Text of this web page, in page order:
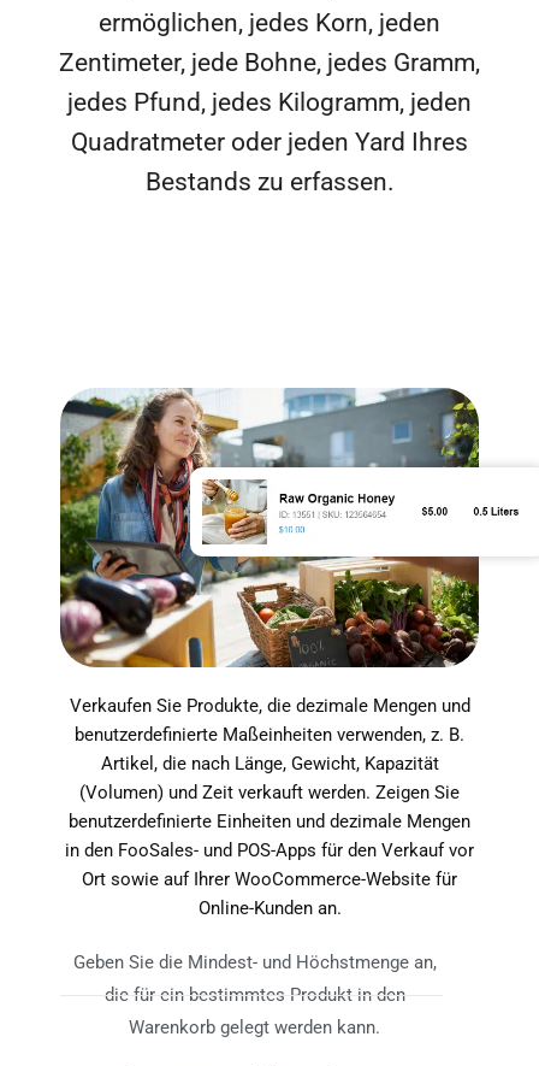
ermöglichen, jedes Korn, jeden
Zentimeter, jede Bohne, jedes Gramm,
jedes Pfund, jedes Kilogramm, jeden
Quadratmeter oder jeden Yard Ihres
Bestands zu erfassen.
Verkaufen Sie Produkte, die dezimale Mengen und
benutzerdefinierte Maßeinheiten verwenden, z. B.
Artikel, die nach Länge, Gewicht, Kapazität
(Volumen) und Zeit verkauft werden. Zeigen Sie
benutzerdefinierte Einheiten und dezimale Mengen
in den FooSales- und POS-Apps für den Verkauf vor
Ort sowie auf Ihrer WooCommerce-Website für
Online-Kunden an.
Geben Sie die Mindest- und Höchstmenge an,
die für ein bestimmtes Produkt in den
Warenkorb gelegt werden kann.